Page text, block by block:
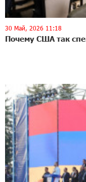
30 Май, 2026 11:18
Почему США так